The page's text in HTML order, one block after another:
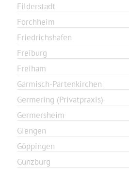
Filderstadt
Forchheim
Friedrichshafen
Freiburg
Freiham
Garmisch-Partenkirchen
Germering (Privatpraxis)
Germersheim
Giengen
Göppingen
Günzburg